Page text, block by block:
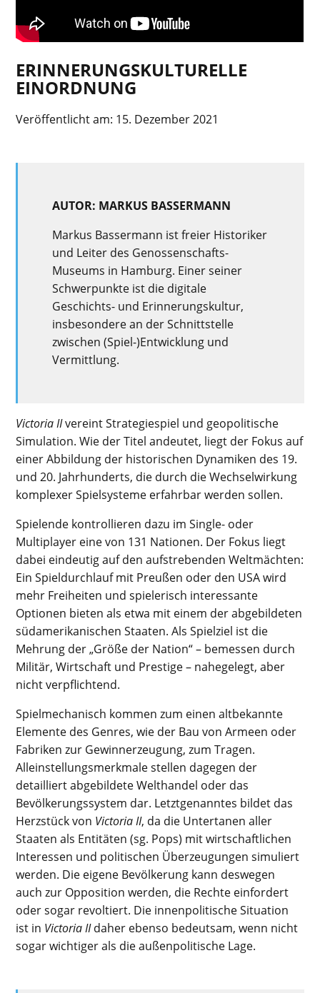
ERINNERUNGSKULTURELLE
EINORDNUNG
Veröffentlicht am: 15. Dezember 2021
AUTOR: MARKUS BASSERMANN
Markus Bassermann ist freier Historiker
und Leiter des Genossenschafts-
Museums in Hamburg. Einer seiner
Schwerpunkte ist die digitale
Geschichts- und Erinnerungskultur,
insbesondere an der Schnittstelle
zwischen (Spiel-)Entwicklung und
Vermittlung.
Victoria IIvereint Strategiespiel und geopolitische
Simulation. Wie der Titel andeutet, liegt der Fokus auf
einer Abbildung der historischen Dynamiken des 19.
und 20. Jahrhunderts, die durch die Wechselwirkung
komplexer Spielsysteme erfahrbar werden sollen.
Spielende kontrollieren dazu im Single- oder
Multiplayer eine von 131 Nationen. Der Fokus liegt
dabei eindeutig auf den aufstrebenden Weltmächten:
Ein Spieldurchlauf mit Preußen oder den USA wird
mehr Freiheiten und spielerisch interessante
Optionen bieten als etwa mit einem der abgebildeten
südamerikanischen Staaten. Als Spielziel ist die
Mehrung der „Größe der Nation“ – bemessen durch
Militär, Wirtschaft und Prestige – nahegelegt, aber
nicht verpflichtend.
Spielmechanisch kommen zum einen altbekannte
Elemente des Genres, wie der Bau von Armeen oder
Fabriken zur Gewinnerzeugung, zum Tragen.
Alleinstellungsmerkmale stellen dagegen der
detailliert abgebildete Welthandel oder das
Bevölkerungssystem dar. Letztgenanntes bildet das
Herzstück von Victoria II, da die Untertanen aller
Staaten als Entitäten (sg. Pops) mit wirtschaftlichen
Interessen und politischen Überzeugungen simuliert
werden. Die eigene Bevölkerung kann deswegen
auch zur Opposition werden, die Rechte einfordert
oder sogar revoltiert. Die innenpolitische Situation
ist in Victoria IIdaher ebenso bedeutsam, wenn nicht
sogar wichtiger als die außenpolitische Lage.